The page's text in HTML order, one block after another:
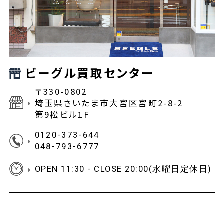
ビーグル買取センター
〒330-0802
埼玉県さいたま市大宮区宮町2-8-2
第9松ビル1F
0120-373-644
048-793-6777
OPEN 11:30 - CLOSE 20:00(水曜日定休日)